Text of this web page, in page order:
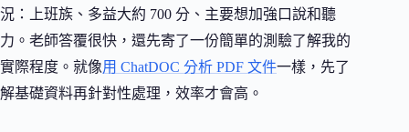
況：上班族、多益大約 700 分、主要想加強口說和聽
力。老師答覆很快，還先寄了一份簡單的測驗了解我的
實際程度。就像用 ChatDOC 分析 PDF 文件一樣，先了
解基礎資料再針對性處理，效率才會高。